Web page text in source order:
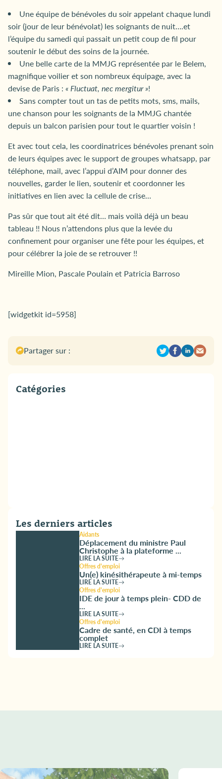
Une équipe de bénévoles du soir appelant chaque lundi
soir (jour de leur bénévolat) les soignants de nuit….et
l’équipe du samedi qui passait un petit coup de fil pour
soutenir le début des soins de la journée.
Une belle carte de la MMJG représentée par le Belem,
magnifique voilier et son nombreux équipage, avec la
devise de Paris : « Fluctuat, nec mergitur »!
Sans compter tout un tas de petits mots, sms, mails,
une chanson pour les soignants de la MMJG chantée
depuis un balcon parisien pour tout le quartier voisin !
Et avec tout cela, les coordinatrices bénévoles prenant soin
de leurs équipes avec le support de groupes whatsapp, par
téléphone, mail, avec l’appui d’AIM pour donner des
nouvelles, garder le lien, soutenir et coordonner les
initiatives en lien avec la cellule de crise…
Pas sûr que tout ait été dit… mais voilà déjà un beau
tableau !! Nous n’attendons plus que la levée du
confinement pour organiser une fête pour les équipes, et
pour célébrer la joie de se retrouver !!
Mireille Mion, Pascale Poulain et Patricia Barroso
[widgetkit id=5958]
Partager sur :
Catégories
Les derniers articles
Aidants
Déplacement du ministre Paul
Christophe à la plateforme ...
LIRE LA SUITE
Offres d'emploi
Un(e) kinésithérapeute à mi-temps
LIRE LA SUITE
Offres d'emploi
IDE de jour à temps plein- CDD de
...
LIRE LA SUITE
Offres d'emploi
Cadre de santé, en CDI à temps
complet
LIRE LA SUITE